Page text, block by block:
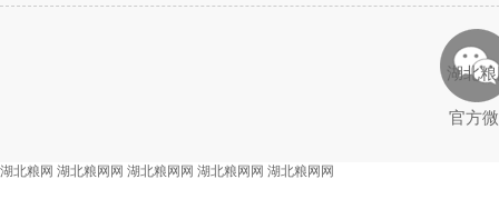
湖北
官方
湖北粮网 湖北粮网网 湖北粮网网 湖北粮网网 湖北粮网网